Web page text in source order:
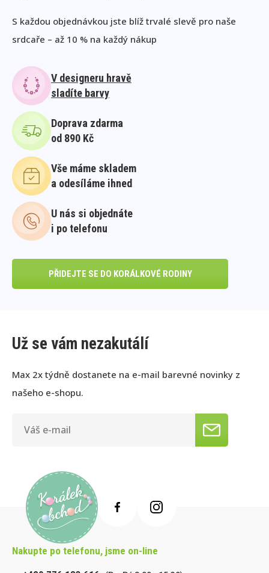
S každou objednávkou jste blíž trvalé slevě pro naše
srdcaře – až 10 % na každý nákup
V designeru hravě
sladíte barvy
Doprava zdarma
od 890 Kč
Vše máme skladem
a odesíláme ihned
U nás si objednáte
i po telefonu
PŘIDEJTE SE DO KORÁLKOVÉ RODINY
Už se vám nezakutálí
Max 2x týdně dostanete na e-mail barevné novinky z
našeho e-shopu.
Nakupte po telefonu, jsme on-line